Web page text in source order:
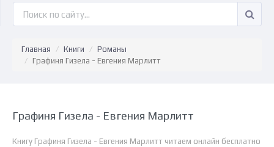
Главная Книги
Романы
Графиня Гизела - Евгения Марлитт
Графиня Гизела - Евгения Марлитт
Книгу Графиня Гизела - Евгения Марлитт читаем онлайн бесплатно